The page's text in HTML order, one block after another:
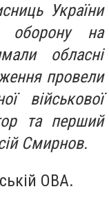
України
оборону на
обласні
провели
військової
та перший
Смирнов.
ОВА.